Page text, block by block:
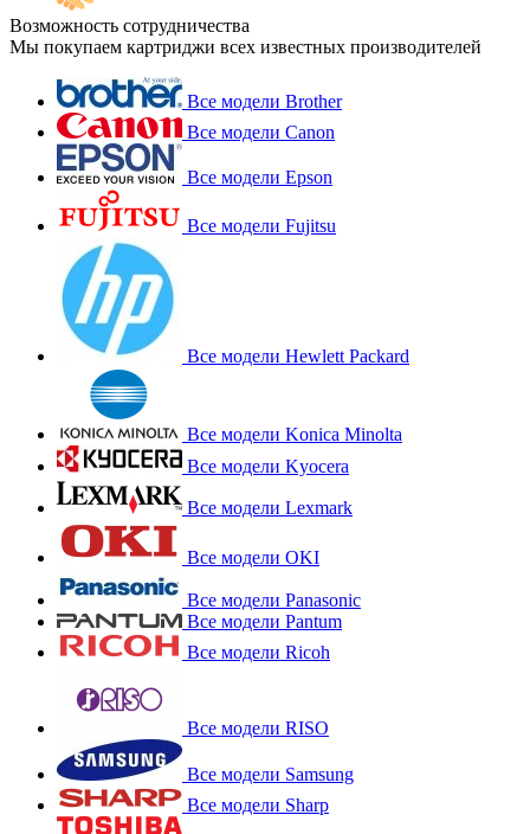
Возможность сотрудничества
Мы покупаем картриджи всех известных производителей
Все модели Brother
Все модели Canon
Все модели Epson
Все модели Fujitsu
Все модели Hewlett Packard
Все модели Konica Minolta
Все модели Kyocera
Все модели Lexmark
Все модели OKI
Все модели Panasonic
Все модели Pantum
Все модели Ricoh
Все модели RISO
Все модели Samsung
Все модели Sharp